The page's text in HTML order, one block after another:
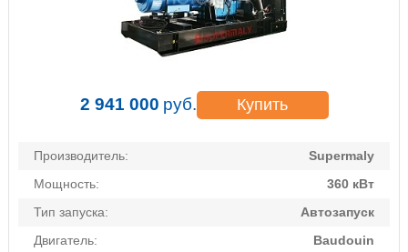
2 941 000 руб. Купить
Производитель:
Supermaly
Мощность:
360 кВт
Тип запуска:
Автозапуск
Двигатель:
Baudouin